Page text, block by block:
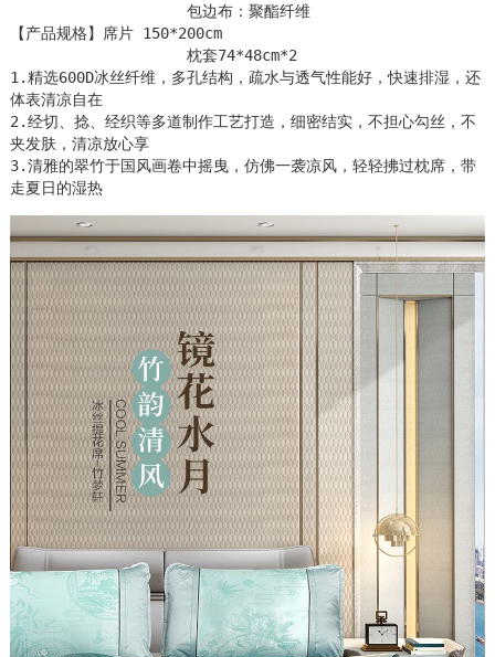
                    包边布：聚酯纤维
【产品规格】席片 150*200cm
                    枕套74*48cm*2
1.精选600D冰丝纤维，多孔结构，疏水与透气性能好，快速排湿，还
体表清凉自在
2.经切、捻、经织等多道制作工艺打造，细密结实，不担心勾丝，不
夹发肤，清凉放心享
3.清雅的翠竹于国风画卷中摇曳，仿佛一袭凉风，轻轻拂过枕席，带
走夏日的湿热